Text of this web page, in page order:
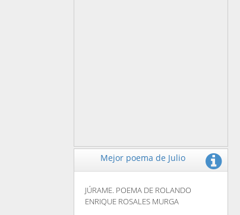
Mejor poema de Julio
JÚRAME. POEMA DE ROLANDO
ENRIQUE ROSALES MURGA